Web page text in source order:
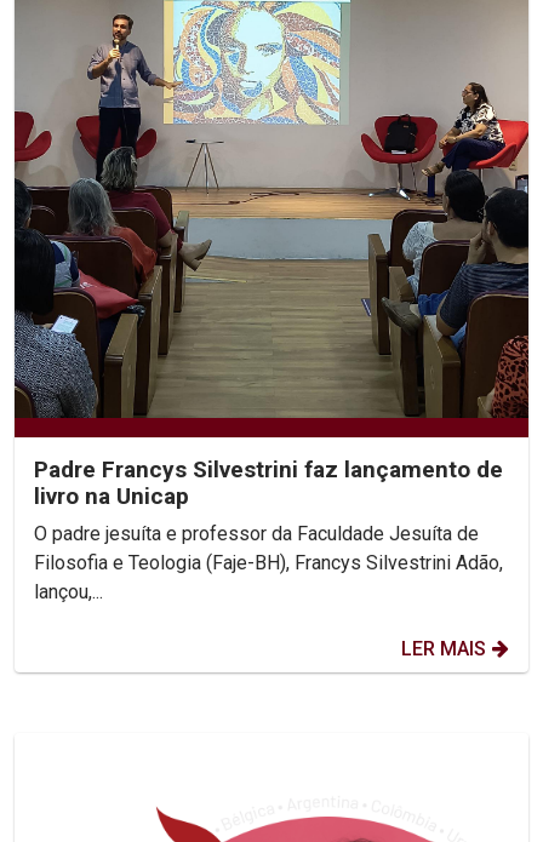
Padre Francys Silvestrini faz lançamento de
livro na Unicap
O padre jesuíta e professor da Faculdade Jesuíta de
Filosofia e Teologia (Faje-BH), Francys Silvestrini Adão,
lançou,...
LER MAIS